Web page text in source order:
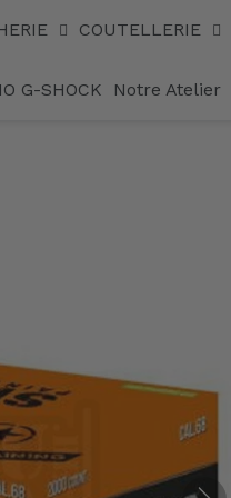
COUTELLERIE
G-SHOCK Notre Atelier